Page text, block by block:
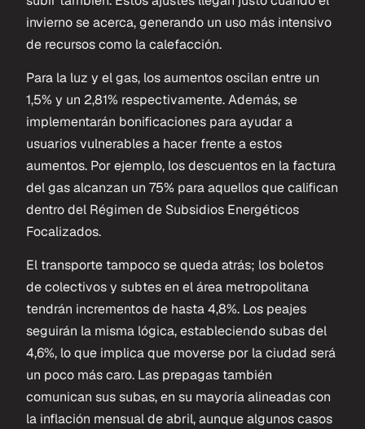
invierno se acerca, generando un uso más intensivo
de recursos como la calefacción.
Para la luz y el gas, los aumentos oscilan entre un
1,5% y un 2,81% respectivamente. Además, se
implementarán bonificaciones para ayudar a
usuarios vulnerables a hacer frente a estos
aumentos. Por ejemplo, los descuentos en la factura
del gas alcanzan un 75% para aquellos que califican
dentro del Régimen de Subsidios Energéticos
Focalizados.
El transporte tampoco se queda atrás; los boletos
de colectivos y subtes en el área metropolitana
tendrán incrementos de hasta 4,8%. Los peajes
seguirán la misma lógica, estableciendo subas del
4,6%, lo que implica que moverse por la ciudad será
un poco más caro. Las prepagas también
comunican sus subas, en su mayoría alineadas con
la inflación mensual de abril, aunque algunos casos